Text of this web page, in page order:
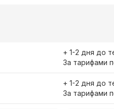
+ 1-2 дня до
За тарифами
+ 1-2 дня до
За тарифами